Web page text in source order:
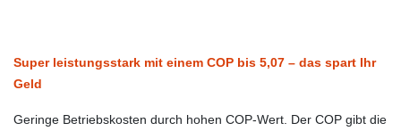
Super leistungsstark mit einem COP bis 5,07 – das spart Ihr
Geld
Geringe Betriebskosten durch hohen COP-Wert. Der COP gibt die